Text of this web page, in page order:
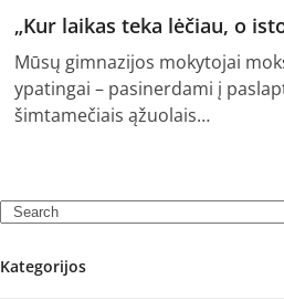
„Kur laikas teka lėčiau, o
Mūsų gimnazijos mokytojai
ypatingai – pasinerdami į
šimtamečiais ąžuolais…
Search
Kategorijos